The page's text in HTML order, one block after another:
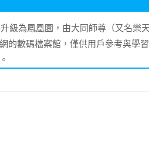
級為鳳凰園，由大同師尊（又名樂
的數碼檔案館，僅供用戶參考與學
。